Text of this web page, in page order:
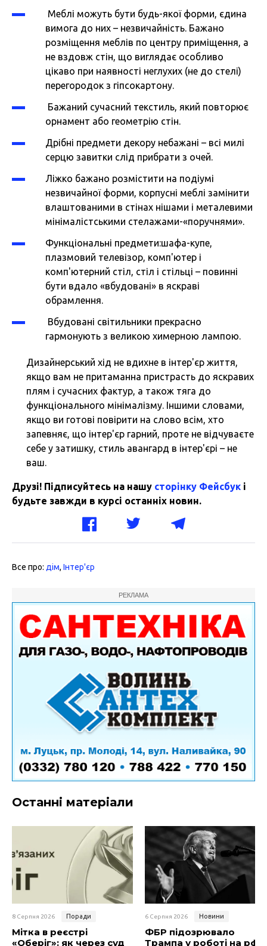
Меблі можуть бути будь-якої форми, єдина
вимога до них – незвичайність. Бажано
розміщення меблів по центру приміщення, а
не вздовж стін, що виглядає особливо
цікаво при наявності неглухих (не до стелі)
перегородок з гіпсокартону.
Бажаний сучасний текстиль, який повторює
орнамент або геометрію стін.
Дрібні предмети декору небажані – всі милі
серцю завитки слід прибрати з очей.
Ліжко бажано розмістити на подіумі
незвичайної форми, корпусні меблі замінити
влаштованими в стінах нішами і металевими
мінімалістськими стелажами-«поручнями».
Функціональні предмети:шафа-купе,
плазмовий телевізор, комп'ютер і
комп'ютерний стіл, стіл і стільці – повинні
бути вдало «вбудовані» в яскраві
обрамлення.
Вбудовані світильники прекрасно
гармонують з великою химерною лампою.
Дизайнерський хід не вдихне в інтер'єр життя,
якщо вам не притаманна пристрасть до яскравих
плям і сучасних фактур, а також тяга до
функціонального мінімалізму. Іншими словами,
якщо ви готові повірити на слово всім, хто
запевняє, що інтер'єр гарний, проте не відчуваєте
себе у затишку, стиль авангард в інтер'єрі – не
ваш.
Друзі! Підписуйтесь на нашу сторінку Фейсбук і
будьте завжди в курсі останніх новин.
Все про: дім, Інтер'єр
РЕКЛАМА
Останні матеріали
8 Серпня 2026 Поради
Мітка в реєстрі
«Оберіг»: як через суд
6 Серпня 2026 Новини
ФБР підозрювало
Трампа у роботі на рф